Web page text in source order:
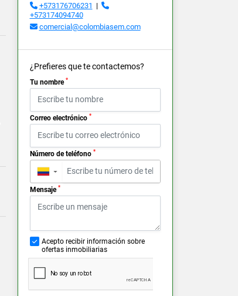
+573176706231 |
+573174094740
comercial@colombiasem.com
¿Prefieres que te contactemos?
Tu nombre *
Correo electrónico *
Número de teléfono *
▼
Mensaje *
Acepto recibir información sobre
ofertas inmobiliarias